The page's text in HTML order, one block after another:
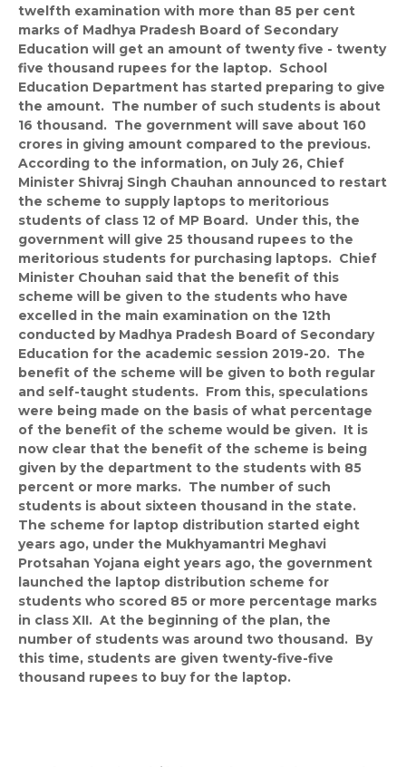
twelfth examination with more than 85 per cent
marks of Madhya Pradesh Board of Secondary
Education will get an amount of twenty five - twenty
five thousand rupees for the laptop. School
Education Department has started preparing to give
the amount. The number of such students is about
16 thousand. The government will save about 160
crores in giving amount compared to the previous.
According to the information, on July 26, Chief
Minister Shivraj Singh Chauhan announced to restart
the scheme to supply laptops to meritorious
students of class 12 of MP Board. Under this, the
government will give 25 thousand rupees to the
meritorious students for purchasing laptops. Chief
Minister Chouhan said that the benefit of this
scheme will be given to the students who have
excelled in the main examination on the 12th
conducted by Madhya Pradesh Board of Secondary
Education for the academic session 2019-20. The
benefit of the scheme will be given to both regular
and self-taught students. From this, speculations
were being made on the basis of what percentage
of the benefit of the scheme would be given. It is
now clear that the benefit of the scheme is being
given by the department to the students with 85
percent or more marks. The number of such
students is about sixteen thousand in the state.
The scheme for laptop distribution started eight
years ago, under the Mukhyamantri Meghavi
Protsahan Yojana eight years ago, the government
launched the laptop distribution scheme for
students who scored 85 or more percentage marks
in class XII. At the beginning of the plan, the
number of students was around two thousand. By
this time, students are given twenty-five-five
thousand rupees to buy for the laptop.